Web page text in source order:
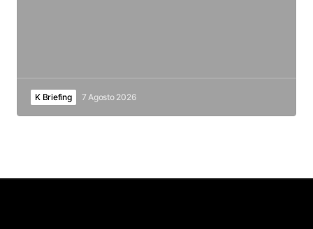
K Briefing 7 Agosto 2026